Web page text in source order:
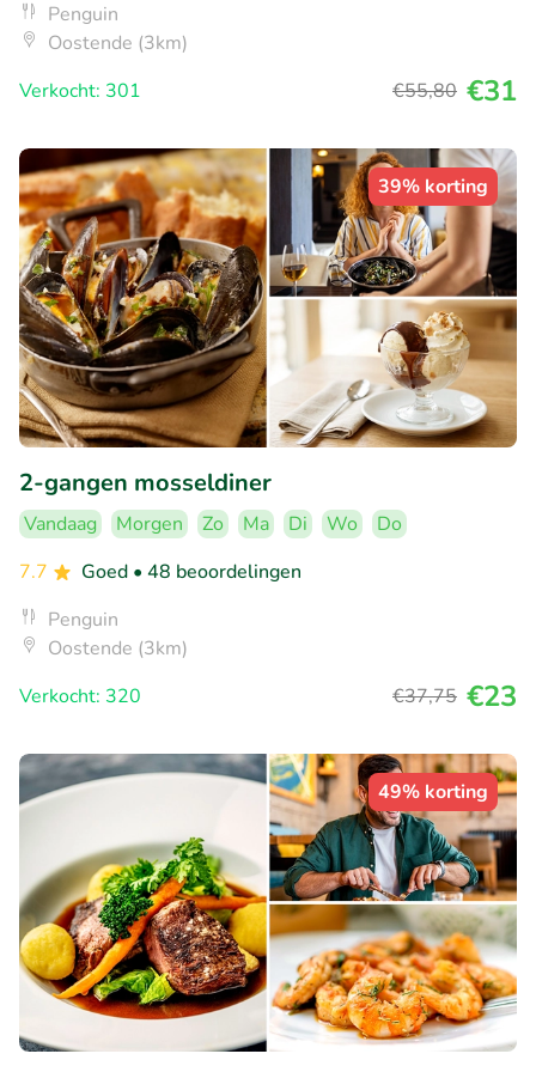
Penguin
Oostende (3km)
Verkocht: 301
€55,80 €31
39% korting
2-gangen mosseldiner
Vandaag Morgen Zo Ma Di Wo
Do
7.7
Goed • 48 beoordelingen
Penguin
Oostende (3km)
Verkocht: 320
€37,75 €23
49% korting